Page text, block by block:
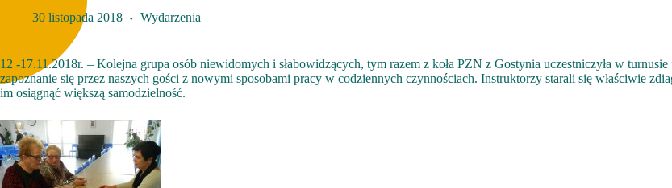
30 listopada 2018 Wydarzenia
12 -17.11.2018r. – Kolejna grupa osób niewidomych i słabowidzących, tym razem z koła PZN z Gostynia uczestniczyła w
zapoznanie się przez naszych gości z nowymi sposobami pracy w codziennych czynnościach. Instruktorzy starali się właściwie
im osiągnąć większą samodzielność.